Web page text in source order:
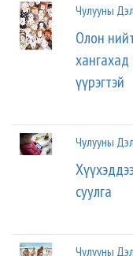
Чулууны
Олон
хангахад
үүрэгтэй
Чулууны
суулга
Чулууны